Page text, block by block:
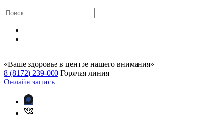
«Ваше здоровье в центре нашего внимания»
8 (8172) 239-000 Горячая линия
Онлайн запись